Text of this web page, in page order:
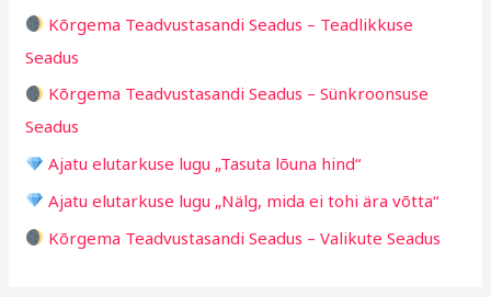
f
o
r
:
Kõrgema Teadvustasandi Seadus – Teadlikkuse
Seadus
Kõrgema Teadvustasandi Seadus – Sünkroonsuse
Seadus
Ajatu elutarkuse lugu „Tasuta lõuna hind“
Ajatu elutarkuse lugu „Nälg, mida ei tohi ära võtta“
Kõrgema Teadvustasandi Seadus – Valikute Seadus
i
d